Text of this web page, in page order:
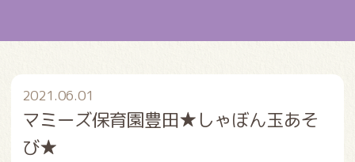
採用情報 お問い合わせ
2021.06.01
マミーズ保育園豊田★しゃぼん玉あそ
び★